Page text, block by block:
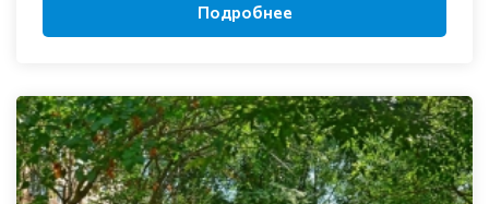
Подробнее